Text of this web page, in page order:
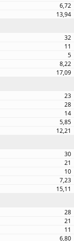
6,72
13,94
32
11
5
8,22
17,09
23
28
14
5,85
12,21
30
21
10
7,23
15,11
28
21
11
6,80